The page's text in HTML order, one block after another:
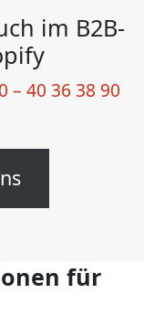
im B2B-
– 40 36 38 90
für